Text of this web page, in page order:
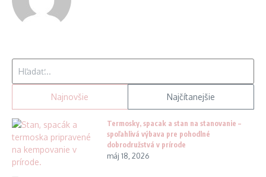
Najnovšie Najčítanejšie
Termosky, spacak a stan na stanovanie –
spoľahlivá výbava pre pohodlné
dobrodružstvá v prírode
máj 18, 2026